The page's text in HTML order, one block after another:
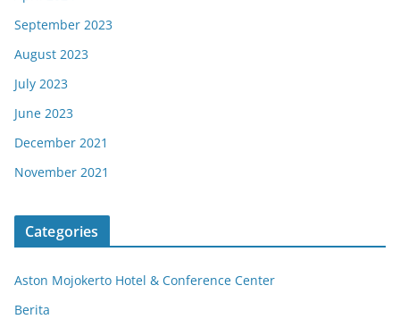
September 2023
August 2023
July 2023
June 2023
December 2021
November 2021
Categories
Aston Mojokerto Hotel & Conference Center
Berita